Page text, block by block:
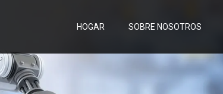
HOGAR SOBRE NOSOTROS